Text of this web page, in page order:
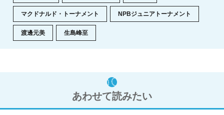
マクドナルド・トーナメント NPBジュニアトーナメント
渡邊元美 生島峰至
あわせて読みたい